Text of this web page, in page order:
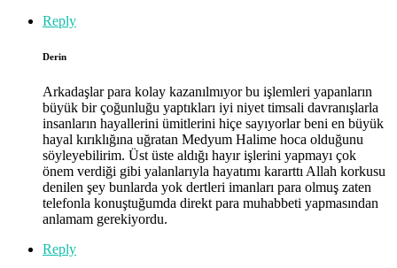
Reply
Derin
Arkadaşlar para kolay kazanılmıyor bu işlemleri yapanların
büyük bir çoğunluğu yaptıkları iyi niyet timsali davranışlarla
insanların hayallerini ümitlerini hiçe sayıyorlar beni en büyük
hayal kırıklığına uğratan Medyum Halime hoca olduğunu
söyleyebilirim. Üst üste aldığı hayır işlerini yapmayı çok
önem verdiği gibi yalanlarıyla hayatımı kararttı Allah korkusu
denilen şey bunlarda yok dertleri imanları para olmuş zaten
telefonla konuştuğumda direkt para muhabbeti yapmasından
anlamam gerekiyordu.
Reply